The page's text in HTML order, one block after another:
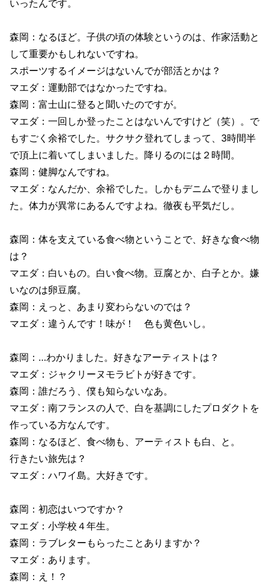
いったんです。
森岡：なるほど。子供の頃の体験というのは、作家活動と
して重要かもしれないですね。
スポーツするイメージはないんでが部活とかは？
マエダ：運動部ではなかったですね。
森岡：富士山に登ると聞いたのですが。
マエダ：一回しか登ったことはないんですけど（笑）。で
もすごく余裕でした。サクサク登れてしまって、3時間半
で頂上に着いてしまいました。降りるのには２時間。
森岡：健脚なんですね。
マエダ：なんだか、余裕でした。しかもデニムで登りまし
た。体力が異常にあるんですよね。徹夜も平気だし。
森岡：体を支えている食べ物ということで、好きな食べ物
は？
マエダ：白いもの。白い食べ物。豆腐とか、白子とか。嫌
いなのは卵豆腐。
森岡：えっと、あまり変わらないのでは？
マエダ：違うんです！味が！ 色も黄色いし。
森岡：…わかりました。好きなアーティストは？
マエダ：ジャクリーヌモラビトが好きです。
森岡：誰だろう、僕も知らないなあ。
マエダ：南フランスの人で、白を基調にしたプロダクトを
作っている方なんです。
森岡：なるほど、食べ物も、アーティストも白、と。
行きたい旅先は？
マエダ：ハワイ島。大好きです。
森岡：初恋はいつですか？
マエダ：小学校４年生。
森岡：ラブレターもらったことありますか？
マエダ：あります。
森岡：え！？